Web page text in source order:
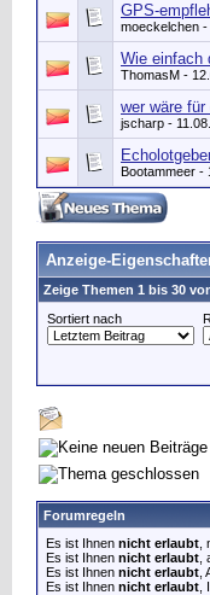
GPS-
moeckelchen -
Wie einfach
ThomasM -
wer wäre
jscharp -
Bootammeer -
Anzeige-
Zeige Themen 1 bis 30
Sortiert nach
Forumregeln
Es ist Ihnen nicht erlaubt
Es ist Ihnen nicht erlaubt
Es ist Ihnen nicht erlaubt
Es ist Ihnen nicht erlaubt